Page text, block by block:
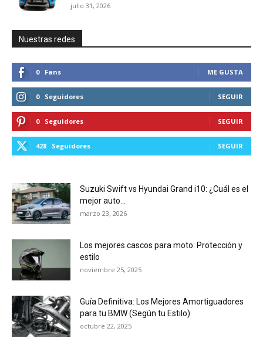
julio 31, 2026
Nuestras redes
0 Fans ME GUSTA
0 Seguidores SEGUIR
0 Seguidores SEGUIR
428 Seguidores SEGUIR
Suzuki Swift vs Hyundai Grand i10: ¿Cuál es el
mejor auto...
marzo 23, 2026
Los mejores cascos para moto: Protección y
estilo
noviembre 25, 2025
Guía Definitiva: Los Mejores Amortiguadores
para tu BMW (Según tu Estilo)
octubre 22, 2025